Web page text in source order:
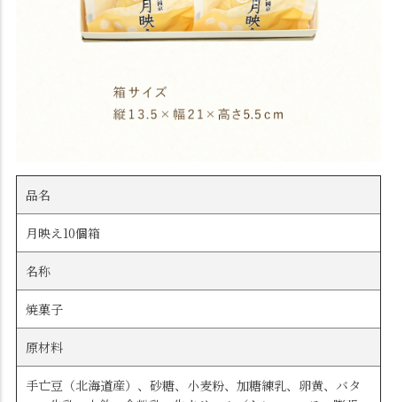
品名
月映え10個箱
名称
焼菓子
原材料
手亡豆（北海道産）、砂糖、小麦粉、加糖練乳、卵黄、バタ